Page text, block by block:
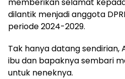
dilantik menjadi anggota
periode 2024-2029.
Tak hanya datang
ibu dan bapaknya sembari
untuk neneknya.